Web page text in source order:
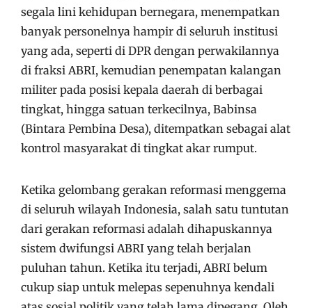
segala lini kehidupan bernegara, menempatkan
banyak personelnya hampir di seluruh institusi
yang ada, seperti di DPR dengan perwakilannya
di fraksi ABRI, kemudian penempatan kalangan
militer pada posisi kepala daerah di berbagai
tingkat, hingga satuan terkecilnya, Babinsa
(Bintara Pembina Desa), ditempatkan sebagai alat
kontrol masyarakat di tingkat akar rumput.
Ketika gelombang gerakan reformasi menggema
di seluruh wilayah Indonesia, salah satu tuntutan
dari gerakan reformasi adalah dihapuskannya
sistem dwifungsi ABRI yang telah berjalan
puluhan tahun. Ketika itu terjadi, ABRI belum
cukup siap untuk melepas sepenuhnya kendali